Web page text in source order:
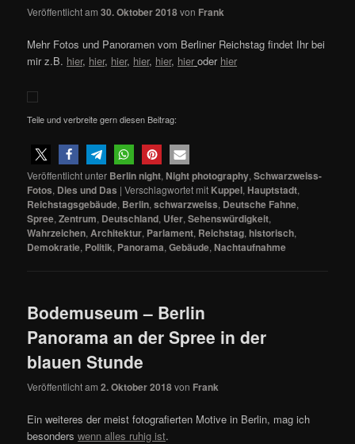
Veröffentlicht am30. Oktober 2018von Frank
Mehr Fotos und Panoramen vom Berliner Reichstag findet Ihr bei
mir z.B. hier, hier, hier, hier, hier, hier oder hier
Teile und verbreite gern diesen Beitrag:
Veröffentlicht unter Berlin night, Night photography,Schwarzweiss-
Fotos, Dies und Das |Verschlagwortet mit Kuppel, Hauptstadt,
Reichstagsgebäude, Berlin,schwarzweiss, Deutsche Fahne,
Spree,Zentrum, Deutschland, Ufer,Sehenswürdigkeit,
Wahrzeichen, Architektur, Parlament, Reichstag,historisch,
Demokratie, Politik, Panorama,Gebäude, Nachtaufnahme
Bodemuseum – Berlin
Panorama an der Spree in der
blauen Stunde
Veröffentlicht am2. Oktober 2018von Frank
Ein weiteres der meist fotografierten Motive in Berlin, mag ich
besonderswenn alles ruhig ist.